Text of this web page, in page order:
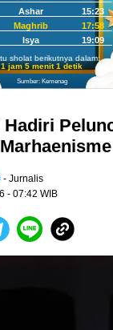
Ashar
15:23
Maghrib
17:58
Isya
19:09
sholat berikutnya dalam:
1 jam 5 menit 0 detik
Sumber: Kemenag
- Jurnalis
- 07:42 WIB